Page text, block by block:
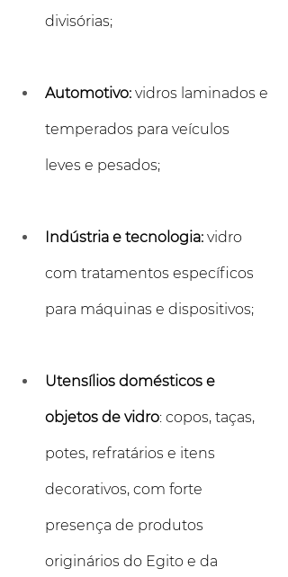
divisórias;
Automotivo: vidros laminados e
temperados para veículos
leves e pesados;
Indústria e tecnologia: vidro
com tratamentos específicos
para máquinas e dispositivos;
Utensílios domésticos e
objetos de vidro: copos, taças,
potes, refratários e itens
decorativos, com forte
presença de produtos
originários do Egito e da